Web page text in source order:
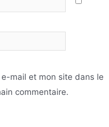
mail et mon site dans le
commentaire.